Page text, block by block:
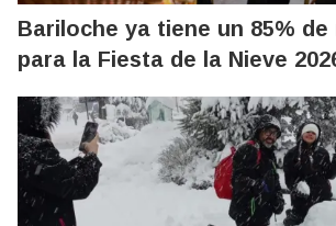
Bariloche ya tiene un 85% de
para la Fiesta de la Nieve